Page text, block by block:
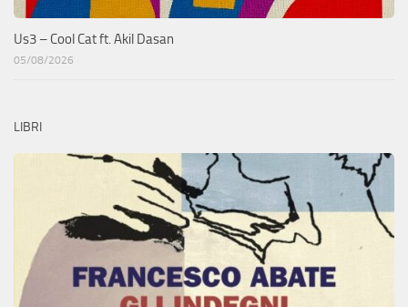
Us3 – Cool Cat ft. Akil Dasan
05/08/2026
LIBRI